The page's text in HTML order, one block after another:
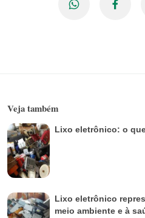
Veja também
Lixo eletrônico: o
Lixo eletrônico
meio ambiente e à